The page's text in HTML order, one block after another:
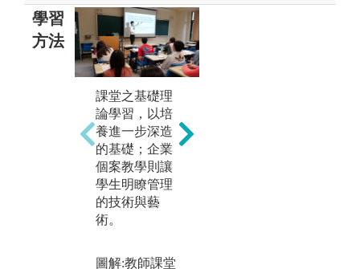
學習
方法
課堂之基礎理
論學習，以培
養進一步深造
的基礎；企業
個案教學則讓
學生明瞭管理
的技術與藝
術。
圖解:教師課堂